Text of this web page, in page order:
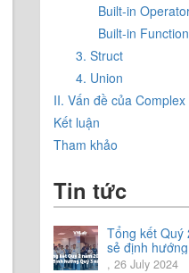
Built-in
Built-in
3. Struct
4. Union
II. Vấn đề của Complex
Kết luận
Tham khảo
Tin tức
Tổng kết Quý
sẻ định
, 26 July 2024